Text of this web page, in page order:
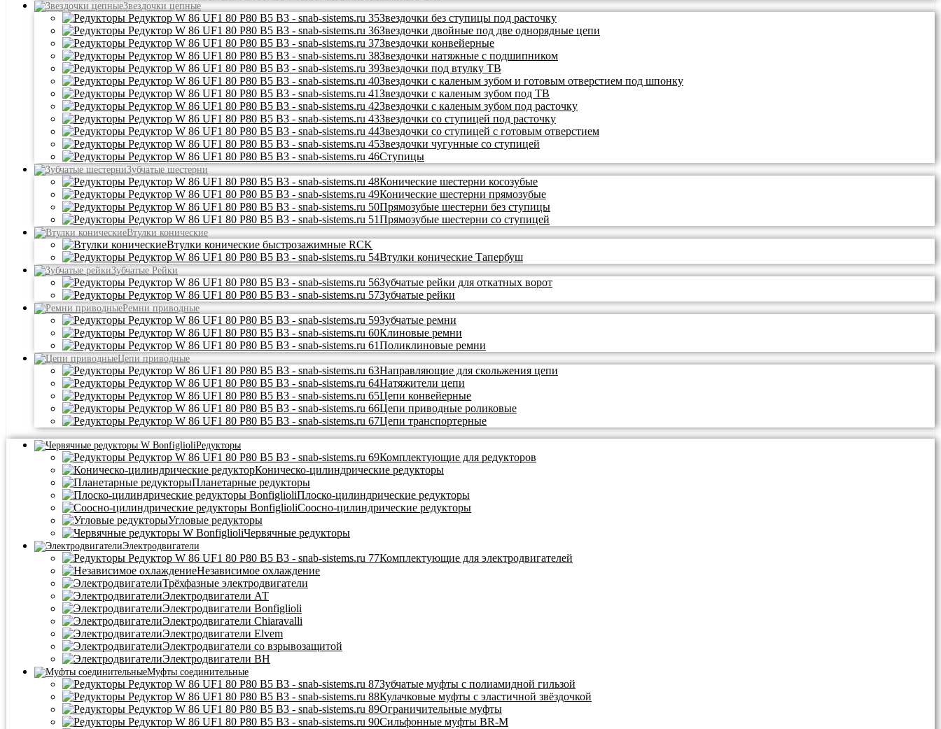
Звездочки цепные
Звездочки без ступицы под расточку
Звездочки двойные под две однорядные цепи
Звездочки конвейерные
Звездочки натяжные с подшипником
Звездочки под втулку ТВ
Звездочки с каленым зубом и готовым отверстием под шпонку
Звездочки с каленым зубом под ТВ
Звездочки с каленым зубом под расточку
Звездочки со ступицей под расточку
Звездочки со ступицей с готовым отверстием
Звездочки чугунные со ступицей
Ступицы
Зубчатые шестерни
Конические шестерни косозубые
Конические шестерни прямозубые
Прямозубые шестерни без ступицы
Прямозубые шестерни со ступицей
Втулки конические
Втулки конические быстрозажимные RCK
Втулки конические Тапербуш
Зубчатые Рейки
Зубчатые рейки для откатных ворот
Зубчатые рейки
Ремни приводные
Зубчатые ремни
Клиновые ремни
Поликлиновые ремни
Цепи приводные
Направляющие для скольжения цепи
Натяжители цепи
Цепи конвейерные
Цепи приводные роликовые
Цепи транспортерные
Редукторы
Комплектующие для редукторов
Коническо-цилиндрические редукторы
Планетарные редукторы
Плоско-цилиндрические редукторы
Соосно-цилиндрические редукторы
Угловые редукторы
Червячные редукторы
Электродвигатели
Комплектующие для электродвигателей
Независимое охлаждение
Трёхфазные электродвигатели
Электродвигатели АТ
Электродвигатели Bonfiglioli
Электродвигатели Chiaravalli
Электродвигатели Elvem
Электродвигатели со взрывозащитой
Электродвигатели BH
Муфты соединительные
Зубчатые муфты с полиамидной гильзой
Кулачковые муфты с эластичной звёздочкой
Ограничительные муфты
Сильфонные муфты BR-M